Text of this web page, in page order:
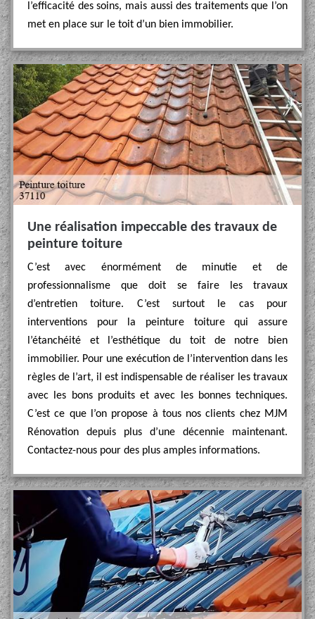
l’efficacité des soins, mais aussi des traitements que l’on
met en place sur le toit d’un bien immobilier.
Une réalisation impeccable des travaux de
peinture toiture
C’est avec énormément de minutie et de
professionnalisme que doit se faire les travaux
d’entretien toiture. C’est surtout le cas pour
interventions pour la peinture toiture qui assure
l’étanchéité et l’esthétique du toit de notre bien
immobilier. Pour une exécution de l’intervention dans les
règles de l’art, il est indispensable de réaliser les travaux
avec les bons produits et avec les bonnes techniques.
C’est ce que l’on propose à tous nos clients chez MJM
Rénovation depuis plus d’une décennie maintenant.
Contactez-nous pour des plus amples informations.